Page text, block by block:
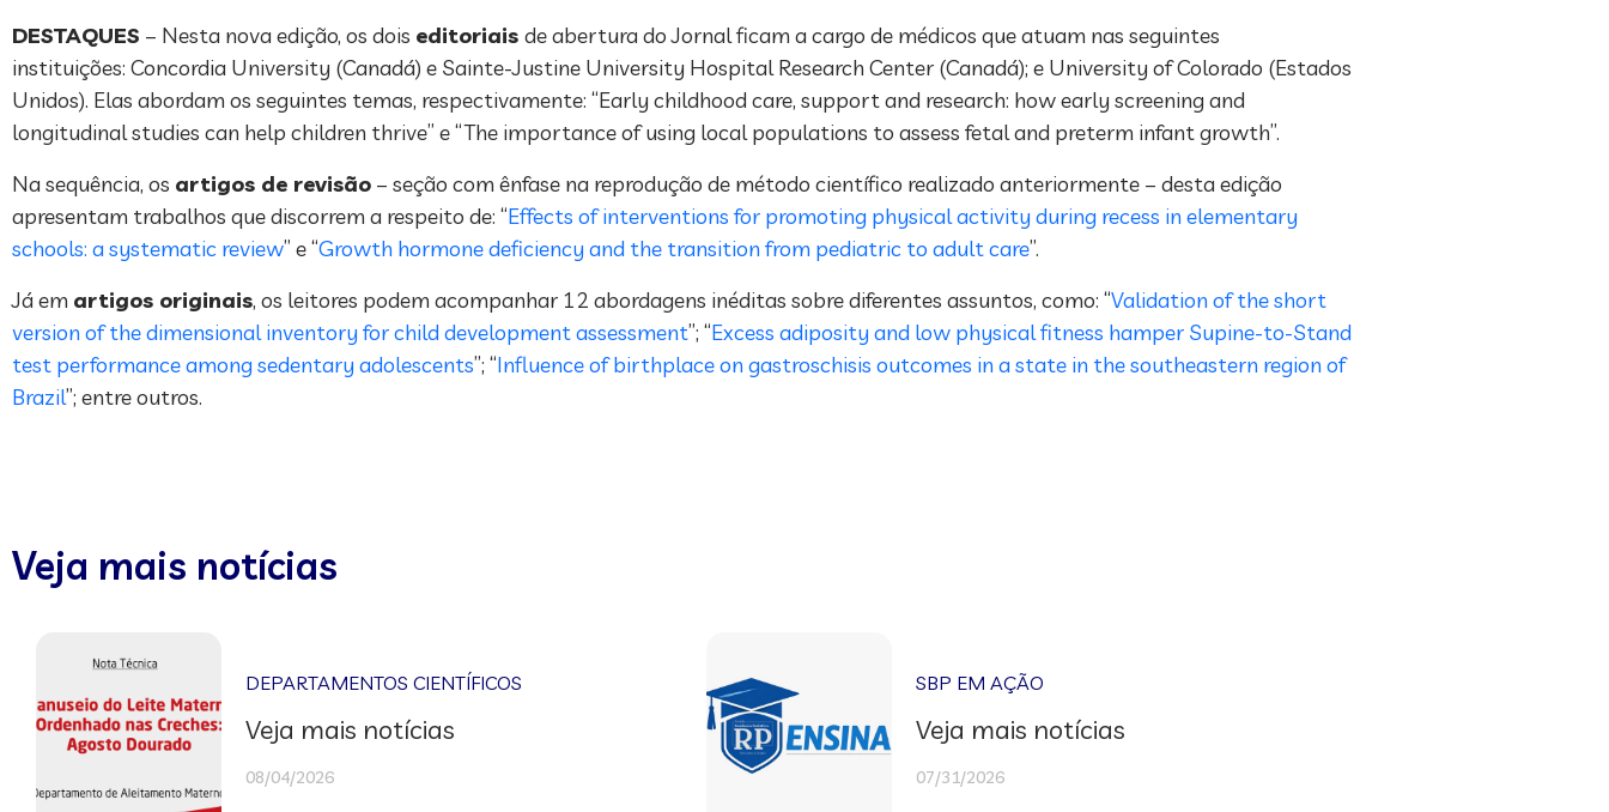
DESTAQUES – Nesta nova edição, os dois editoriais de abertura do Jornal ficam a cargo de médicos que atuam nas seguintes
instituições: Concordia University (Canadá) e Sainte-Justine University Hospital Research Center (Canadá); e University of Colorado (Estados
Unidos). Elas abordam os seguintes temas, respectivamente: “Early childhood care, support and research: how early screening and
longitudinal studies can help children thrive” e “The importance of using local populations to assess fetal and preterm infant growth”.
Na sequência, os artigos de revisão – seção com ênfase na reprodução de método científico realizado anteriormente – desta edição
apresentam trabalhos que discorrem a respeito de: “Effects of interventions for promoting physical activity during recess in elementary
schools: a systematic review” e “Growth hormone deficiency and the transition from pediatric to adult care”.
Já em artigos originais, os leitores podem acompanhar 12 abordagens inéditas sobre diferentes assuntos, como: “Validation of the short
version of the dimensional inventory for child development assessment”; “Excess adiposity and low physical fitness hamper Supine-to-Stand
test performance among sedentary adolescents”; “Influence of birthplace on gastroschisis outcomes in a state in the southeastern region of
Brazil”; entre outros.
Veja mais notícias
DEPARTAMENTOS CIENTÍFICOS
Veja mais notícias
08/04/2026
SBP EM AÇÃO
Veja mais notícias
07/31/2026